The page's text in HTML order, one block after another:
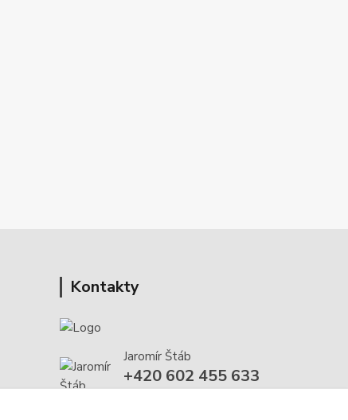
Kontakty
Jaromír Štáb
+420 602 455 633